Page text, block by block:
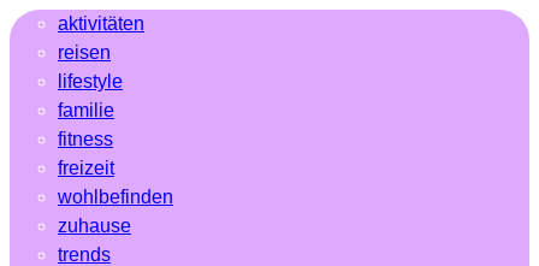
aktivitäten
reisen
lifestyle
familie
fitness
freizeit
wohlbefinden
zuhause
trends